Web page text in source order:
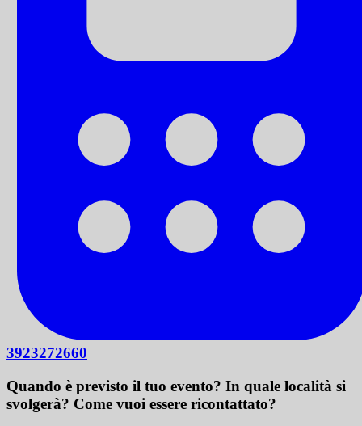
3923272660
Quando è previsto il tuo evento? In quale località si
svolgerà? Come vuoi essere ricontattato?